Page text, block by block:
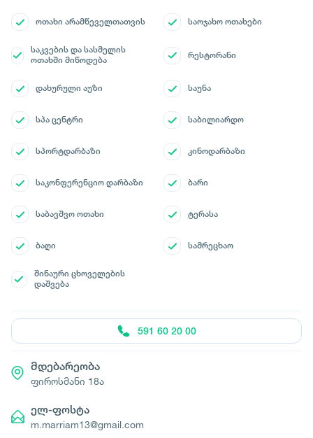
ოთახი არამწეველთათვის საოჯახო ოთახები
საკვების და სასმელის
ოთახში მიწოდება
რესტორანი
დახურული აუზი საუნა
სპა ცენტრი საბილიარდო
სპორტდარბაზი კინოდარბაზი
საკონფერენციო დარბაზი ბარი
საბავშვო ოთახი ტერასა
ბაღი სამრეცხაო
შინაური ცხოველების
დაშვება
591 60 20 00
მდებარეობა
ფიროსმანი 18ა
ელ-ფოსტა
m.marriam13@gmail.com